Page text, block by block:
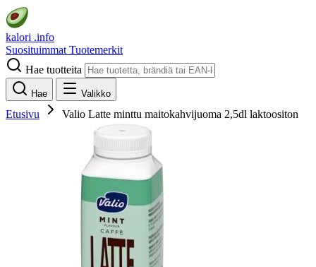
kalori .info
Suosituimmat Tuotemerkit
Hae tuotteita
Hae Valikko
Etusivu Valio Latte minttu maitokahvijuoma 2,5dl laktoositon